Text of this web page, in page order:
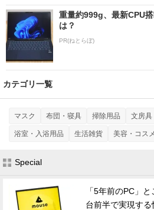
重量約999g、最新CPU
は？
PR(ねとらぼ)
カテゴリ一覧
マスク 布団・寝具 掃除用品 文房具
浴室・入浴用品 生活雑貨 美容・コス
Special
「5年前のPC」
台前半で実現する